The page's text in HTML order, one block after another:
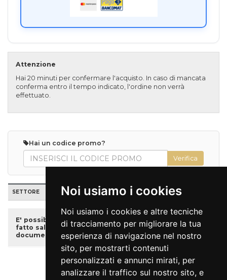
Noi usiamo i cookies
Noi usiamo i cookies e altre tecniche
di tracciamento per migliorare la tua
esperienza di navigazione nel nostro
sito, per mostrarti contenuti
personalizzati e annunci mirati, per
analizzare il traffico sul nostro sito, e
Attenzione
Hai 20 minuti per confermare l'acquisto. In caso di mancata
conferma entro il tempo indicato, l'ordine non verrà
effettuato.
Hai un codice promo?
SETTORE POSTI TARIFFA PREZZO QUANTITÀ
E' possibile acquistare i biglietti ridotti, se disponibili,
fatto salvo che sarà necessario presentare un
documento attestante l’età anagrafica.
Indietro Vai al carrello